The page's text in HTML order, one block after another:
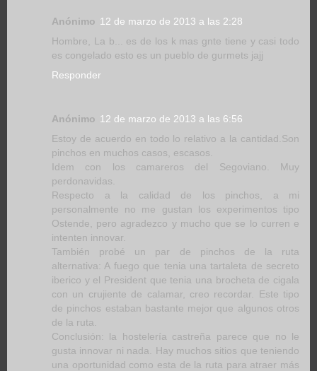
Anónimo 12 de marzo de 2013 a las 2:28
Hombre, La b... es de los k mas gnte tiene y casi todo
es congelado esto es un pueblo de gurmets jajj
Responder
Anónimo 12 de marzo de 2013 a las 6:56
Estoy de acuerdo en todo lo relativo a la cantidad.Son
pinchos en muchos casos, escasos.
Idem con los camareros del Segoviano. Muy
perdonavidas.
Respecto a la calidad de los pinchos, a mi
personalmente no me gustan los experimentos tipo
Ostende, pero agradezco y mucho que se lo curren e
intenten innovar.
También probé un par de pinchos de la ruta
alternativa: A fuego que tenia una tartaleta de secreto
iberico y el President que tenia una brocheta de cigala
con un crujiente de calamar, creo recordar. Este tipo
de pinchos estaban bastante mejor que algunos otros
de la ruta.
Conclusión: la hostelería castreña parece que no le
gusta innovar ni nada. Hay muchos sitios que teniendo
una oportunidad como esta de la ruta para atraer más